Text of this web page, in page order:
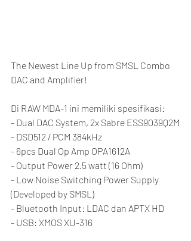
The Newest Line Up from SMSL Combo
DAC and Amplifier!
Di RAW MDA-1 ini memiliki spesifikasi:
- Dual DAC System, 2x Sabre ESS9039Q2M
- DSD512 / PCM 384kHz
- 6pcs Dual Op Amp OPA1612A
- Output Power 2.5 watt (16 Ohm)
- Low Noise Switching Power Supply
(Developed by SMSL)
- Bluetooth Input: LDAC dan APTX HD
- USB: XMOS XU-316